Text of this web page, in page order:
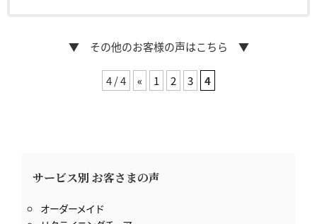
サービス別 お客さまの声
オーダーメイド
▼ その他のお客様の声はこちら ▼
4 / 4 « 1 2 3 4